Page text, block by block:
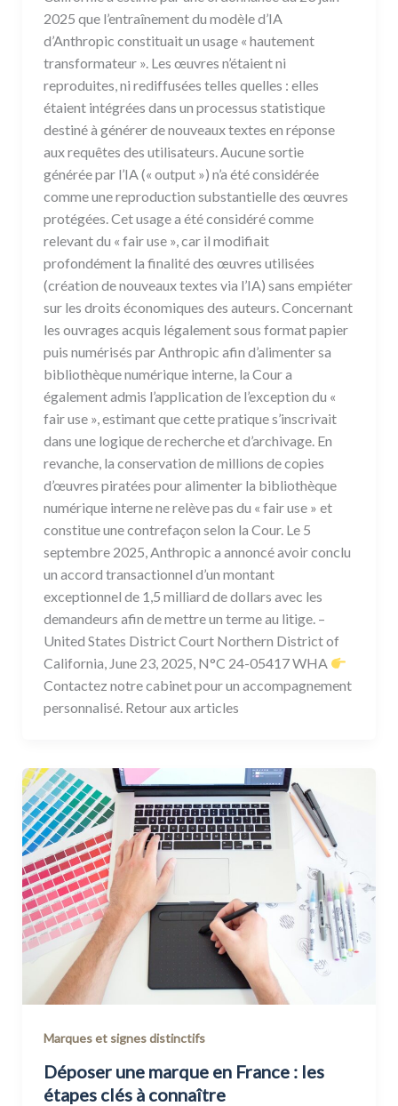
2025 que l’entraînement du modèle d’IA
d’Anthropic constituait un usage « hautement
transformateur ». Les œuvres n’étaient ni
reproduites, ni rediffusées telles quelles : elles
étaient intégrées dans un processus statistique
destiné à générer de nouveaux textes en réponse
aux requêtes des utilisateurs. Aucune sortie
générée par l’IA (« output ») n’a été considérée
comme une reproduction substantielle des œuvres
protégées. Cet usage a été considéré comme
relevant du « fair use », car il modifiait
profondément la finalité des œuvres utilisées
(création de nouveaux textes via l’IA) sans empiéter
sur les droits économiques des auteurs. Concernant
les ouvrages acquis légalement sous format papier
puis numérisés par Anthropic afin d’alimenter sa
bibliothèque numérique interne, la Cour a
également admis l’application de l’exception du «
fair use », estimant que cette pratique s’inscrivait
dans une logique de recherche et d’archivage. En
revanche, la conservation de millions de copies
d’œuvres piratées pour alimenter la bibliothèque
numérique interne ne relève pas du « fair use » et
constitue une contrefaçon selon la Cour. Le 5
septembre 2025, Anthropic a annoncé avoir conclu
un accord transactionnel d’un montant
exceptionnel de 1,5 milliard de dollars avec les
demandeurs afin de mettre un terme au litige. –
United States District Court Northern District of
California, June 23, 2025, N°C 24-05417 WHA
Contactez notre cabinet pour un accompagnement
personnalisé. Retour aux articles
Marques et signes distinctifs
Déposer une marque en France : les
étapes clés à connaître